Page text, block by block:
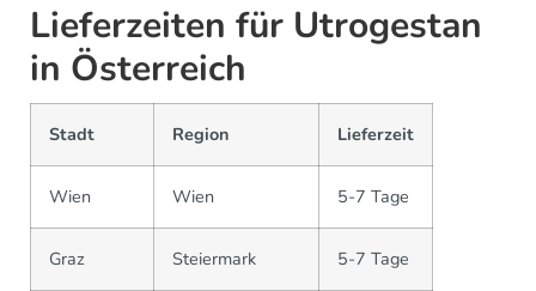
Lieferzeiten für Utrogestan
in Österreich
Stadt Region Lieferzeit
Wien Wien 5-7 Tage
Graz Steiermark 5-7 Tage